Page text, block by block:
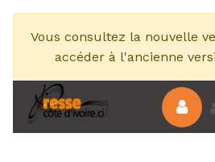
Vous consultez la nouvelle
accéder à l'ancienne